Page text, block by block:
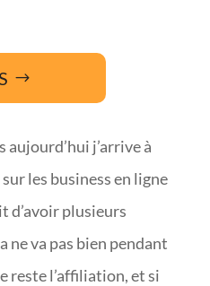
aujourd’hui j’arrive à
les business en ligne
d’avoir plusieurs
ne va pas bien pendant
reste l’affiliation, et si